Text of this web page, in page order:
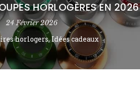
HORLOGÈRES EN
24 Février 2026
horlogers,Idées cadeaux